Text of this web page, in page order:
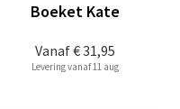
Vanaf€ 31,95
Boeket Kate
Levering vanaf 11 aug